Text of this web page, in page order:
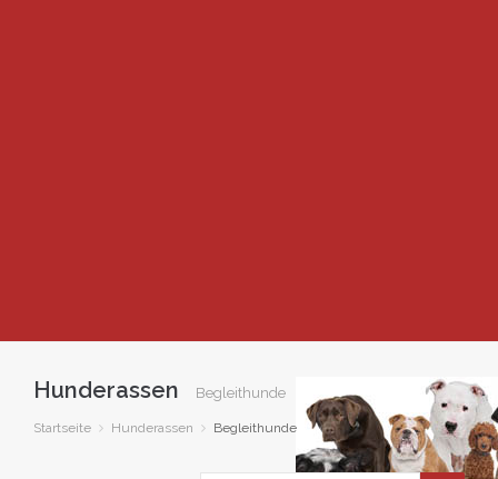
Hunderassen Begleithunde
Startseite Hunderassen Begleithunde